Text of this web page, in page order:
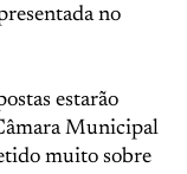
no
estarão
Municipal
muito sobre